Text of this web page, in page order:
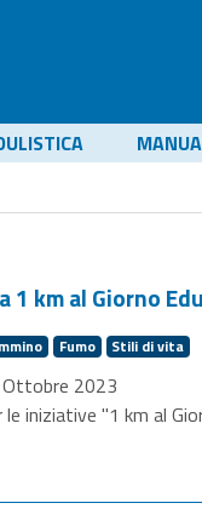
1 km al Giorno
Fumo Stili di vita
2023
le iniziative "1 km al